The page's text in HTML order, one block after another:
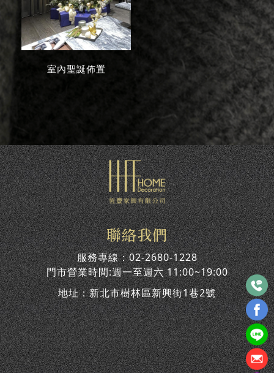
室內聖誕佈置
聯絡我們
服務專線：02-2680-1228
門市營業時間:週一至週六 11:00~19:00
地址：新北市樹林區新興街1巷2號